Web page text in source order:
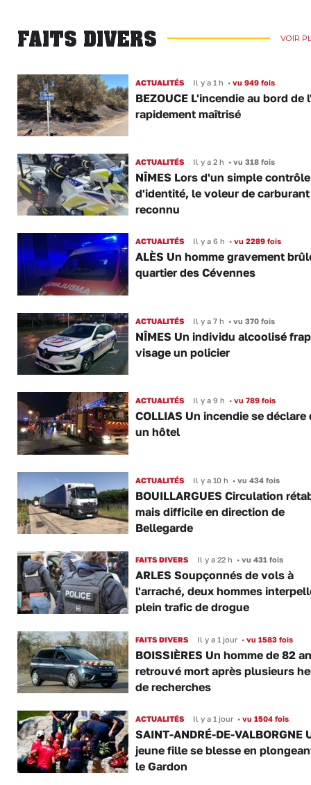
FAITS DIVERS VOIR
ACTUALITÉS Il y a 1 h •vu 949 fois
BEZOUCE L'incendie au bord de
rapidement maîtrisé
ACTUALITÉS Il y a 2 h •vu 318 fois
NÎMES Lors d'un simple contrôle
d'identité, le voleur de
reconnu
ACTUALITÉS Il y a 6 h •vu 2289 fois
ALÈS Un homme gravement
quartier des Cévennes
ACTUALITÉS Il y a 7 h •vu 370 fois
NÎMES Un individu alcoolisé
visage un policier
ACTUALITÉS Il y a 9 h •vu 789 fois
COLLIAS Un incendie se déclare
un hôtel
ACTUALITÉS Il y a 10 h •vu 434 fois
BOUILLARGUES Circulation
mais difficile en direction de
Bellegarde
FAITS DIVERS Il y a 22 h •vu 431 fois
ARLES Soupçonnés de vols à
l'arraché, deux hommes
plein trafic de drogue
FAITS DIVERS Il y a 1 jour •vu 1583 fois
BOISSIÈRES Un homme de 82
retrouvé mort après plusieurs
de recherches
ACTUALITÉS Il y a 1 jour •vu 1504 fois
SAINT-ANDRÉ-DE-VALBORGNE
jeune fille se blesse en
le Gardon